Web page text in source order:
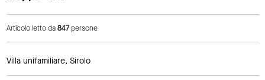
Articolo letto da847persone
Villa unifamiliare, Sirolo